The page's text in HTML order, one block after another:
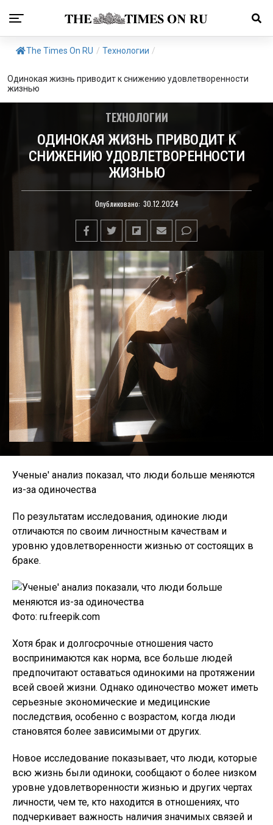
The Times On RU / Технологии /
Одинокая жизнь приводит к снижению удовлетворенности
жизнью
ТЕХНОЛОГИИ
ОДИНОКАЯ ЖИЗНЬ ПРИВОДИТ К
СНИЖЕНИЮ УДОВЛЕТВОРЕННОСТИ
ЖИЗНЬЮ
Опубликовано: 30.12.2024
Ученые' анализ показал, что люди больше меняются
из-за одиночества
По результатам исследования, одинокие люди
отличаются по своим личностным качествам и
уровню удовлетворенности жизнью от состоящих в
браке.
Фото: ru.freepik.com
Хотя брак и долгосрочные отношения часто
воспринимаются как норма, все больше людей
предпочитают оставаться одинокими на протяжении
всей своей жизни. Однако одиночество может иметь
серьезные экономические и медицинские
последствия, особенно с возрастом, когда люди
становятся более зависимыми от других.
Новое исследование показывает, что люди, которые
всю жизнь были одиноки, сообщают о более низком
уровне удовлетворенности жизнью и других чертах
личности, чем те, кто находится в отношениях, что
подчеркивает важность наличия значимых связей и